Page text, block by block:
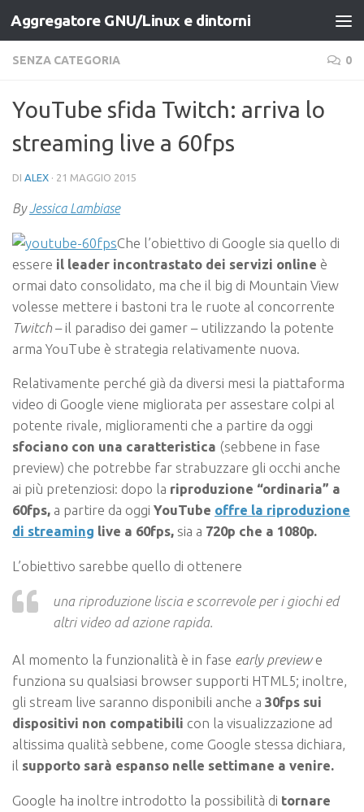
Salta al contenuto
Aggregatore GNU/Linux e dintorni
SENZA CATEGORIA 0
YouTube sfida Twitch: arriva lo
streaming live a 60fps
DI ALEX · 21 MAGGIO 2015
ByJessica Lambiase
Che l’obiettivo di Google sia quello di
essere il leader incontrastato dei servizi online è
ormai dato consolidato, ma che il big di Mountain View
volesse mettere i bastoni tra le ruote al concorrente
Twitch – il paradiso dei gamer – utilizzando la potente
arma YouTube è strategia relativamente nuova.
Relativamente perché già da diversi mesi la piattaforma
video di Google viene migliorata per assestare colpi al
potente rivale, miglioramenti che a partire da oggi
sfociano con una caratteristica (sebbene in fase
preview) che potrebbe far strabuzzare gli occhi anche
ai più pretenziosi: dopo la riproduzione “ordinaria” a
60fps, a partire da oggi YouTube offre la riproduzione
di streaming live a 60fps, sia a 720p che a 1080p.
L’obiettivo sarebbe quello di ottenere
una riproduzione liscia e scorrevole per i giochi ed
altri video ad azione rapida.
Al momento la funzionalità è in fase early previewe
funziona su qualsiasi browser supporti HTML5; inoltre,
gli stream live saranno disponibili anche a 30fps sui
dispositivi non compatibili con la visualizzazione ad
altissima qualità sebbene, come Google stessa dichiara,
il supporto sarà espanso nelle settimane a venire.
Google ha inoltre introdotto la possibilità di tornare